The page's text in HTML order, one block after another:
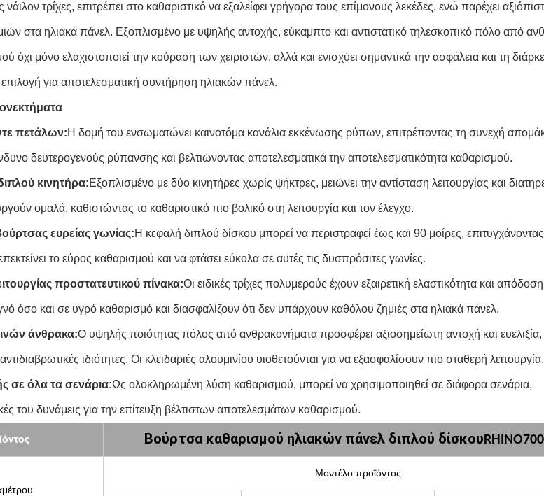
νάιλον τρίχες, επιτρέπει στο καθαριστικό να εξαλείφει γρήγορα τους επίμονους λεκέδες, ενώ παρέχει
στα ηλιακά πάνελ. Εξοπλισμένο με υψηλής αντοχής, εύκαμπτο και αντιστατικό τηλεσκοπικό πόλο από
όχι μόνο ελαχιστοποιεί την κούραση των χειριστών, αλλά και ενισχύει σημαντικά την ασφάλεια και τη
επιλογή για αποτελεσματική συντήρηση ηλιακών πάνελ.
πετάλων:Η δομή του ενσωματώνει καινοτόμα κανάλια εκκένωσης ρύπων, επιτρέποντας τη συνεχή
δευτερογενούς ρύπανσης και βελτιώνοντας αποτελεσματικά την αποτελεσματικότητα καθαρισμού.
κινητήρα:Εξοπλισμένο με δύο κινητήρες χωρίς ψήκτρες, μειώνει την αντίσταση λειτουργίας και
ομαλά, καθιστώντας το καθαριστικό πιο βολικό στη λειτουργία και τον έλεγχο.
ευρείας γωνίας:Η κεφαλή διπλού δίσκου μπορεί να περιστραφεί έως και 90 μοίρες,
το εύρος καθαρισμού και να φτάσει εύκολα σε αυτές τις δυσπρόσιτες γωνίες.
προστατευτικού πίνακα:Οι ειδικές τρίχες πολυμερούς έχουν εξαιρετική ελαστικότητα και
όσο και σε υγρό καθαρισμό και διασφαλίζουν ότι δεν υπάρχουν καθόλου ζημιές στα ηλιακά πάνελ.
άνθρακα:Ο υψηλής ποιότητας πόλος από ανθρακονήματα προσφέρει αξιοσημείωτη αντοχή και
ιδιότητες. Οι κλειδαριές αλουμινίου υιοθετούνται για να εξασφαλίσουν πιο σταθερή λειτουργία.
σε όλα τα σενάρια:Ως ολοκληρωμένη λύση καθαρισμού, μπορεί να χρησιμοποιηθεί σε διάφορα σενάρια,
του δυνάμεις για την επίτευξη βέλτιστων αποτελεσμάτων καθαρισμού.
Βούρτσα καθαρισμού ηλιακών πάνελ διπλού δίσκου
Μοντέλο προϊόντος